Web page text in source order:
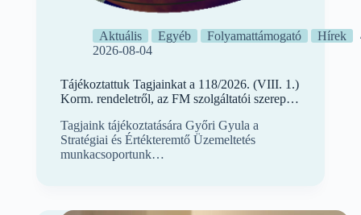
Aktuális Egyéb Folyamattámogató
Hírek
2026-08-04
Tájékoztattuk Tagjainkat a 118/2026. (VIII. 1.)
Korm. rendeletről, az FM szolgáltatói szerepről
vízfelhasználásban
Tagjaink tájékoztatására Győri Gyula a
Stratégiai és Értékteremtő Üzemeltetés
munkacsoportunk…